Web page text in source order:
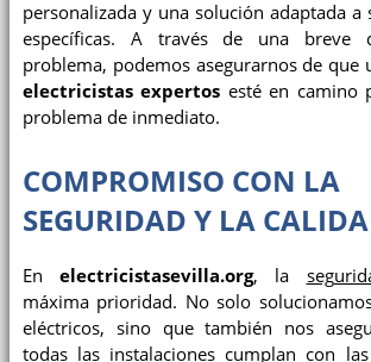
personalizada y una solución adaptada a
específicas. A través de una breve
problema, podemos asegurarnos de que
electricistas expertos esté en camino
problema de inmediato.
COMPROMISO CON LA
SEGURIDAD Y LA
Enelectricistasevilla.org, la
máxima prioridad. No solo
eléctricos, sino que también nos
todas las instalaciones cumplan con